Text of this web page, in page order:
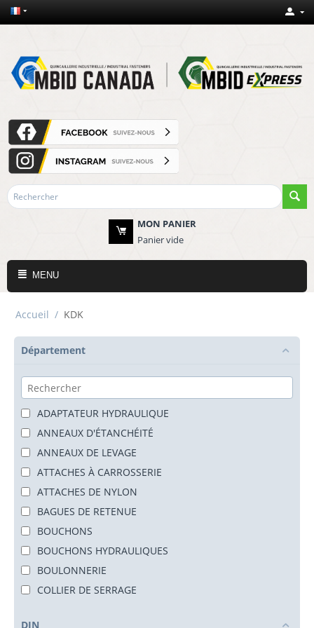
MON PANIER
Panier vide
MENU
Accueil / KDK
Département
ADAPTATEUR HYDRAULIQUE
ANNEAUX D'ÉTANCHÉITÉ
ANNEAUX DE LEVAGE
ATTACHES À CARROSSERIE
ATTACHES DE NYLON
BAGUES DE RETENUE
BOUCHONS
BOUCHONS HYDRAULIQUES
BOULONNERIE
COLLIER DE SERRAGE
DIN